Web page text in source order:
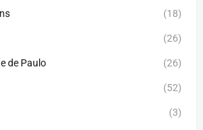
(18)
(26)
de Paulo (26)
(52)
(3)